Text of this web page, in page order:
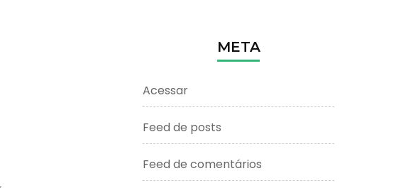
META
Acessar
Feed de posts
Feed de comentários